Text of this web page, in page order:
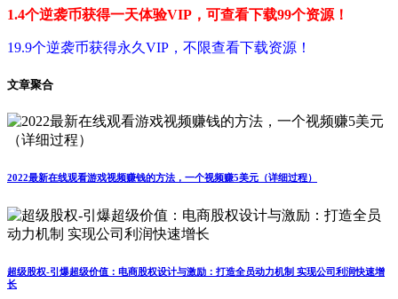
1.4个逆袭币获得一天体验VIP，可查看下载99个资源！
19.9个逆袭币获得永久VIP，不限查看下载资源！
文章聚合
2022最新在线观看游戏视频赚钱的方法，一个视频赚5美元（详细过程）
超级股权-引爆超级价值：电商股权设计与激励：打造全员动力机制 实现公司利润快速增
长